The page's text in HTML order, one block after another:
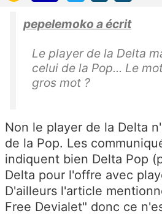
pepelemoko a écrit
Le player de la Delta
celui de la Pop... Le
gros mot ?
Non le player de la Delta
de la Pop. Les
indiquent bien Delta Pop
Delta pour l'offre avec
D'ailleurs l'article
Free Devialet" donc ce